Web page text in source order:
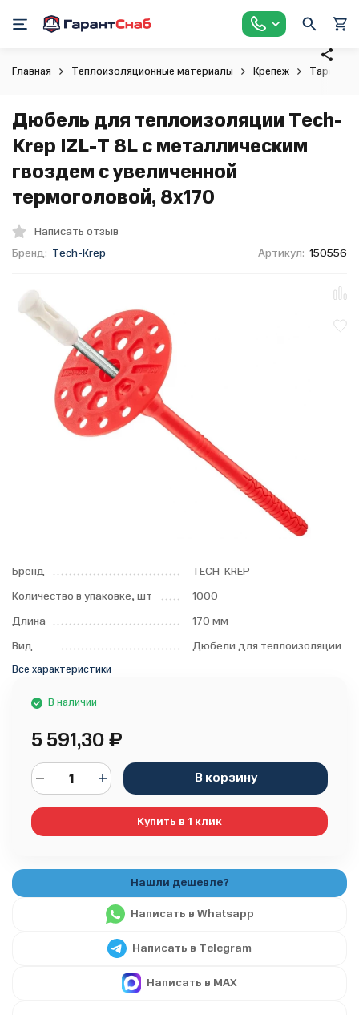
Главная Теплоизоляционные материалы Крепеж
Дюбель для теплоизоляции Tech-
Krep IZL-T 8L с металличеcким
гвоздем с увеличенной
термоголовой, 8x170
Написать отзыв
Бренд: Tech-Krep Артикул: 150556
Бренд
TECH-KREP
Количество в упаковке, шт
1000
Длина
170 мм
Вид
Дюбели для теплоизоляции
Все характеристики
В наличии
5 591,30₽
В корзину
Купить в 1 клик
Написать в Whatsapp
Написать в Telegram
Написать в MAX